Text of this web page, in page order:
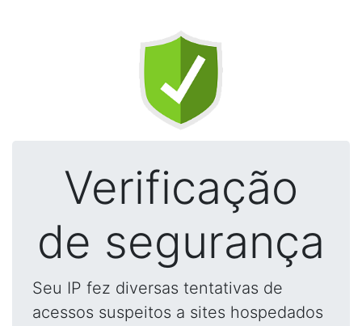
Verificação
de segurança
Seu IP fez diversas tentativas de
acessos suspeitos a sites hospedados